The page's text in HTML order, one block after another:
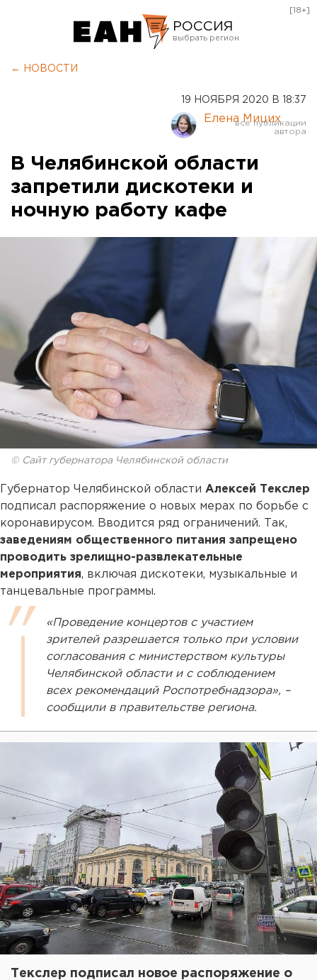
РОССИЯ
Курган
Оренбург
[18+]
← НОВОСТИ
19 НОЯБРЯ 2020 В 18:37
Елена Мицих
В Челябинской области
запретили дискотеки и
ночную работу кафе
© Сайт губернатора Челябинской области
Губернатор Челябинской области Алексей Текслер
подписал распоряжение о новых мерах по борьбе с
коронавирусом. Вводится ряд ограничений. Так,
заведениям общественного питания запрещено
проводить зрелищно-развлекательные
мероприятия, включая дискотеки, музыкальные и
танцевальные программы.
«Проведение концертов с участием
зрителей разрешается только при условии
согласования с министерством культуры
Челябинской области и с соблюдением
всех рекомендаций Роспотребнадзора», –
сообщили в правительстве региона.
Текслер подписал новое распоряжение о